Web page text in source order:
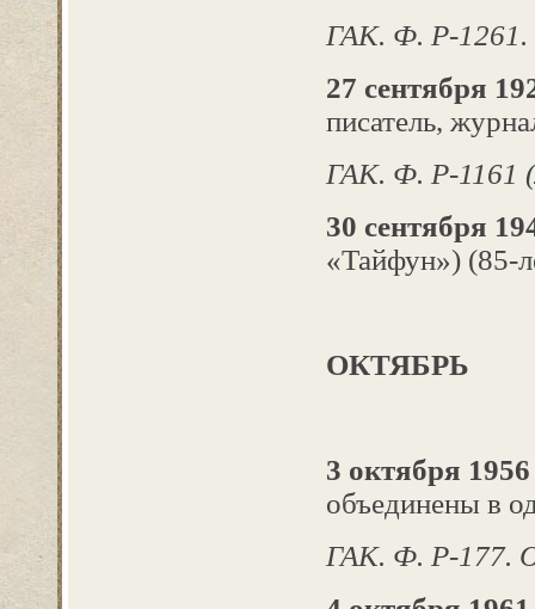
ГАК. Ф. Р-
27 сентября
писатель,
ГАК. Ф. Р-1161
30 сентября
«Тайфун») (85-
ОКТЯБРЬ
3 октября 1956
объединены в
ГАК. Ф. Р-177.